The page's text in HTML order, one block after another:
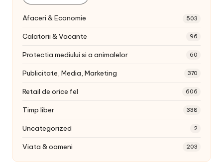
Afaceri & Economie 503
Calatorii & Vacante 96
Protectia mediului si a animalelor 60
Publicitate, Media, Marketing 370
Retail de orice fel 606
Timp liber 338
Uncategorized 2
Viata & oameni 203